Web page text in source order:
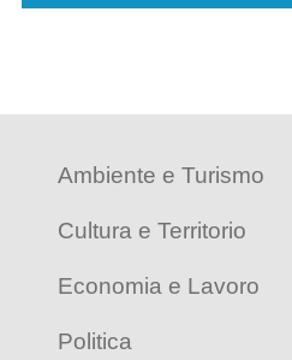
Ambiente e Turismo
Cultura e Territorio
Economia e Lavoro
Politica